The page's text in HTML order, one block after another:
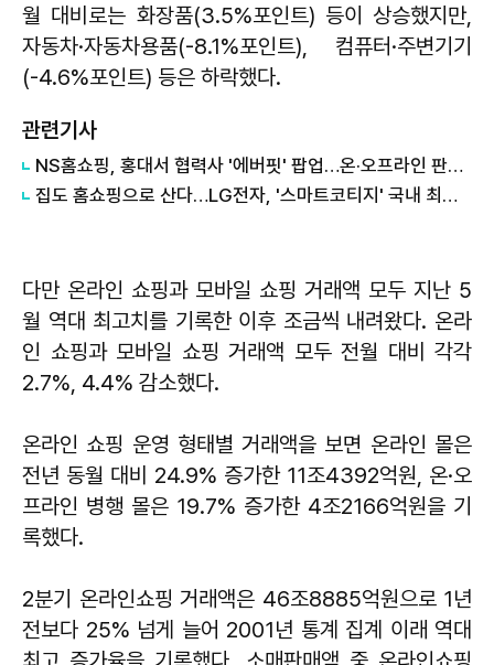
월 대비로는 화장품(3.5%포인트) 등이 상승했지만,
자동차·자동차용품(-8.1%포인트), 컴퓨터·주변기기
(-4.6%포인트) 등은 하락했다.
관련기사
NS홈쇼핑, 홍대서 협력사 '에버핏' 팝업…온·오프라인 판로 지원
집도 홈쇼핑으로 산다…LG전자, '스마트코티지' 국내 최초 홈쇼핑 판매
다만 온라인 쇼핑과 모바일 쇼핑 거래액 모두 지난 5
월 역대 최고치를 기록한 이후 조금씩 내려왔다. 온라
인 쇼핑과 모바일 쇼핑 거래액 모두 전월 대비 각각
2.7%, 4.4% 감소했다.
온라인 쇼핑 운영 형태별 거래액을 보면 온라인 몰은
전년 동월 대비 24.9% 증가한 11조4392억원, 온·오
프라인 병행 몰은 19.7% 증가한 4조2166억원을 기
록했다.
2분기 온라인쇼핑 거래액은 46조8885억원으로 1년
전보다 25% 넘게 늘어 2001년 통계 집계 이래 역대